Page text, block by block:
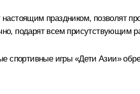
праздником, позволят
подарят всем присутствующим
игры «Дети Азии»